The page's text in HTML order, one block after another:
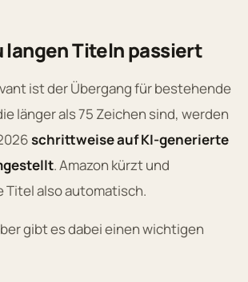
langen Titeln passiert
ist der Übergang für bestehende
länger als 75 Zeichen sind, werden
schrittweise auf KI-generierte
. Amazon kürzt und
Titel also automatisch.
gibt es dabei einen wichtigen